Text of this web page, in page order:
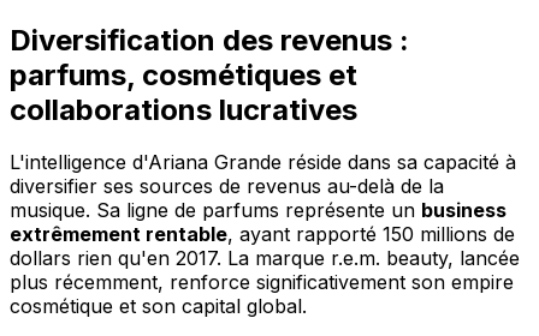
Diversification des revenus :
parfums, cosmétiques et
collaborations lucratives
L'intelligence d'Ariana Grande réside dans sa capacité à
diversifier ses sources de revenus au-delà de la
musique. Sa ligne de parfums représente un business
extrêmement rentable, ayant rapporté 150 millions de
dollars rien qu'en 2017. La marque r.e.m. beauty, lancée
plus récemment, renforce significativement son empire
cosmétique et son capital global.